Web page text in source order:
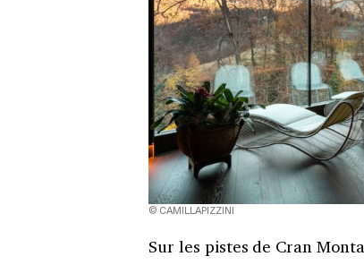
© CAMILLAPIZZINI
Sur les pistes de Cran